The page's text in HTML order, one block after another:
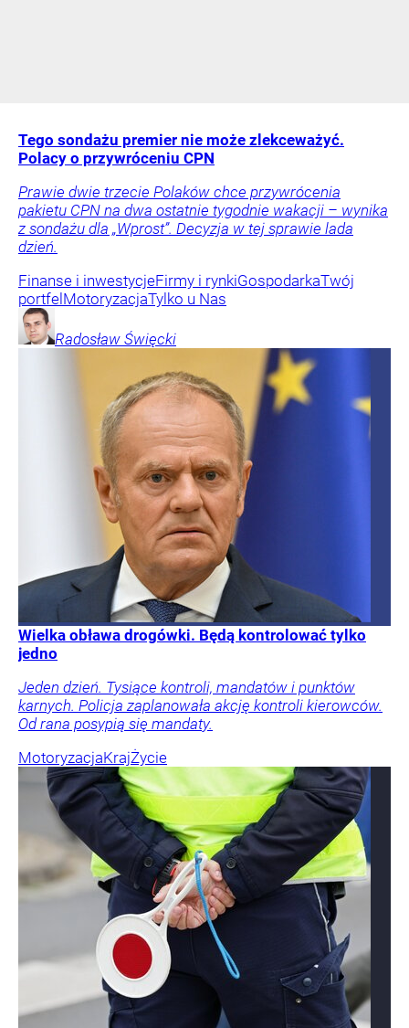
Tego sondażu premier nie może zlekceważyć.
Polacy o przywróceniu CPN
Prawie dwie trzecie Polaków chce przywrócenia
pakietu CPN na dwa ostatnie tygodnie wakacji – wynika
z sondażu dla „Wprost”. Decyzja w tej sprawie lada
dzień.
Finanse i inwestycjeFirmy i rynkiGospodarkaTwój
portfel MotoryzacjaTylko u Nas
Radosław Święcki
Wielka obława drogówki. Będą kontrolować tylko
jedno
Jeden dzień. Tysiące kontroli, mandatów i punktów
karnych. Policja zaplanowała akcję kontroli kierowców.
Od rana posypią się mandaty.
MotoryzacjaKrajŻycie